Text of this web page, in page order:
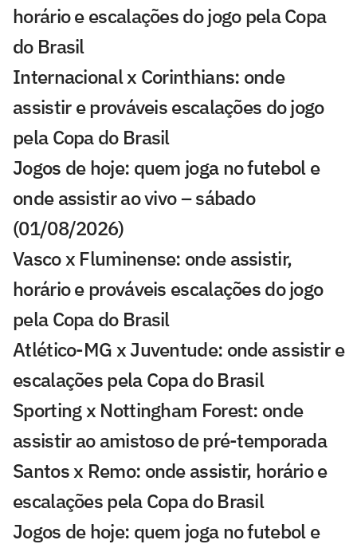
horário e escalações do jogo pela Copa
do Brasil
Internacional x Corinthians: onde
assistir e prováveis escalações do jogo
pela Copa do Brasil
Jogos de hoje: quem joga no futebol e
onde assistir ao vivo – sábado
(01/08/2026)
Vasco x Fluminense: onde assistir,
horário e prováveis escalações do jogo
pela Copa do Brasil
Atlético-MG x Juventude: onde assistir e
escalações pela Copa do Brasil
Sporting x Nottingham Forest: onde
assistir ao amistoso de pré-temporada
Santos x Remo: onde assistir, horário e
escalações pela Copa do Brasil
Jogos de hoje: quem joga no futebol e